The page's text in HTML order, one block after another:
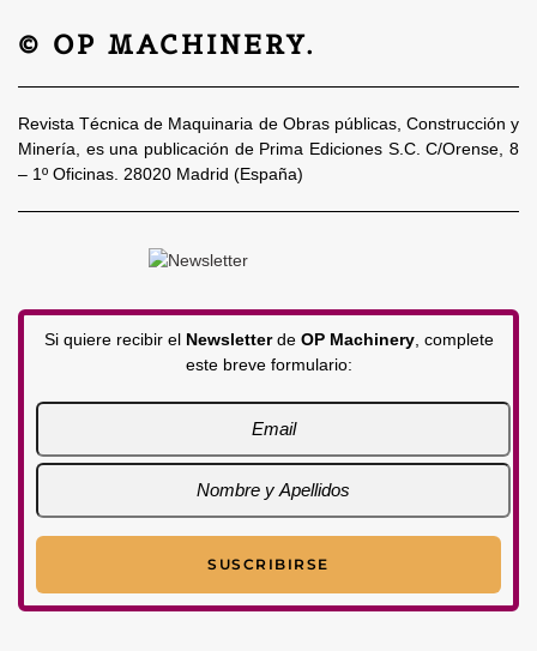
© OP MACHINERY.
Revista Técnica de Maquinaria de Obras públicas, Construcción y
Minería, es una publicación de Prima Ediciones S.C. C/Orense, 8
– 1º Oficinas. 28020 Madrid (España)
Si quiere recibir el Newsletterde OP Machinery, complete
este breve formulario: